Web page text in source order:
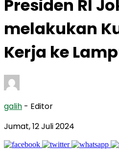
Presiden RI
melakukan
Kerja ke
galih - Editor
Jumat, 12 Juli 2024